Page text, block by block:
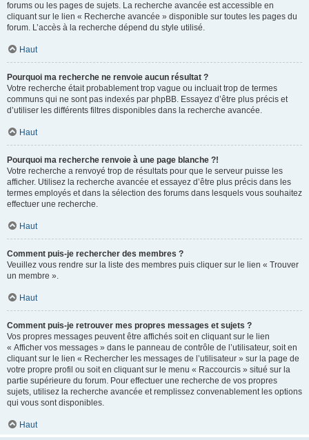
forums ou les pages de sujets. La recherche avancée est accessible en
cliquant sur le lien « Recherche avancée » disponible sur toutes les pages du
forum. L’accès à la recherche dépend du style utilisé.
Haut
Pourquoi ma recherche ne renvoie aucun résultat ?
Votre recherche était probablement trop vague ou incluait trop de termes
communs qui ne sont pas indexés par phpBB. Essayez d’être plus précis et
d’utiliser les différents filtres disponibles dans la recherche avancée.
Haut
Pourquoi ma recherche renvoie à une page blanche ?!
Votre recherche a renvoyé trop de résultats pour que le serveur puisse les
afficher. Utilisez la recherche avancée et essayez d’être plus précis dans les
termes employés et dans la sélection des forums dans lesquels vous souhaitez
effectuer une recherche.
Haut
Comment puis-je rechercher des membres ?
Veuillez vous rendre sur la liste des membres puis cliquer sur le lien « Trouver
un membre ».
Haut
Comment puis-je retrouver mes propres messages et sujets ?
Vos propres messages peuvent être affichés soit en cliquant sur le lien
« Afficher vos messages » dans le panneau de contrôle de l’utilisateur, soit en
cliquant sur le lien « Rechercher les messages de l’utilisateur » sur la page de
votre propre profil ou soit en cliquant sur le menu « Raccourcis » situé sur la
partie supérieure du forum. Pour effectuer une recherche de vos propres
sujets, utilisez la recherche avancée et remplissez convenablement les options
qui vous sont disponibles.
Haut